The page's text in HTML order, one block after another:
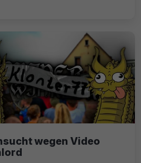
wegen Video